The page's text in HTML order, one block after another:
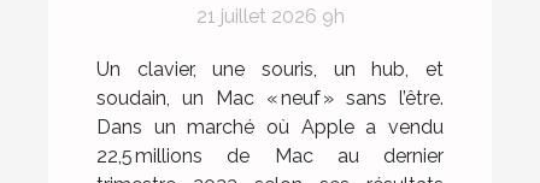
sur mac21 juillet 2026 9h
Un clavier, une souris, un hub, et
soudain, un Mac « neuf » sans l’être.
Dans un marché où Apple a vendu
22,5 millions de Mac au dernier